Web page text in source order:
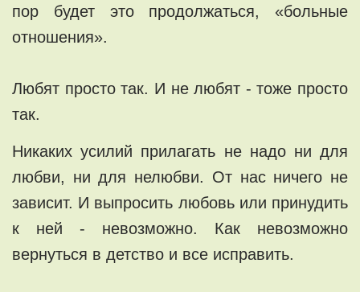
пор будет это продолжаться, «больные
отношения».
Любят просто так. И не любят - тоже просто
так.
Никаких усилий прилагать не надо ни для
любви, ни для нелюбви. От нас ничего не
зависит. И выпросить любовь или принудить
к ней - невозможно. Как невозможно
вернуться в детство и все исправить.